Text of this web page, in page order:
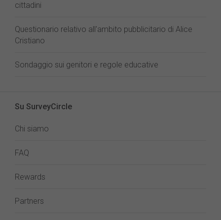
cittadini
Questionario relativo all'ambito pubblicitario di Alice
Cristiano
Sondaggio sui genitori e regole educative
Su SurveyCircle
Chi siamo
FAQ
Rewards
Partners